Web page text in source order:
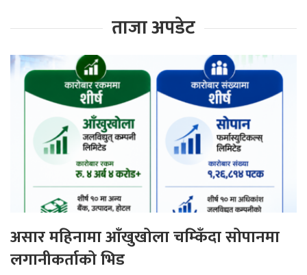
ताजा अपडेट
असार महिनामा आँखुखोला चम्किँदा सोपानमा
लगानीकर्ताको भिड